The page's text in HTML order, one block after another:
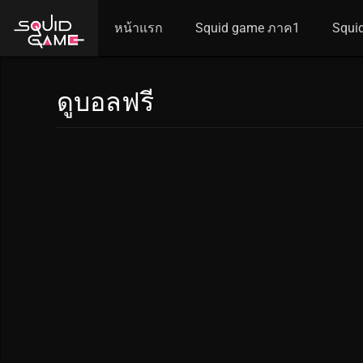
หน้าแรก Squid game ภาค1
ดูบอลฟรี